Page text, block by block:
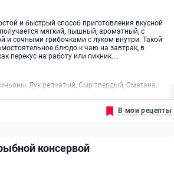
и быстрый способ приготовления вкусной
мягкий, пышный, ароматный, с
и сочными грибочками с луком внутри. Такой
блюдо к чаю на завтрак, в
перекус на работу или пикник....
Лук репчатый, Сыр твердый, Сметана,
В мои рецепты
консервой